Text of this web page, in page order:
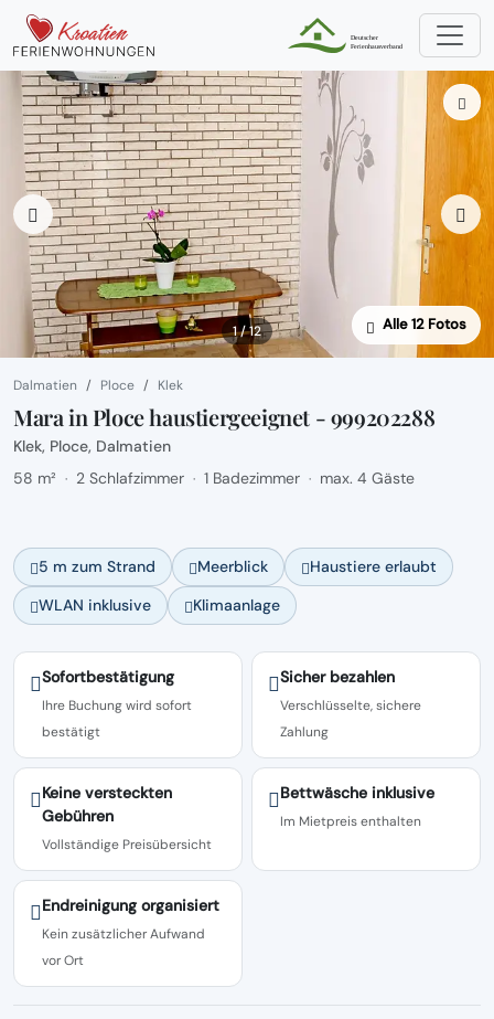
1 / 12 Alle 12 Fotos
Dalmatien Ploce Klek
Mara in Ploce haustiergeeignet - 999202288
Klek, Ploce, Dalmatien
58 m² · 2 Schlafzimmer · 1 Badezimmer · max. 4 Gäste
5 m zum Strand Meerblick
Haustiere erlaubt
WLAN inklusive
Klimaanlage
Sofortbestätigung
Ihre Buchung wird sofort
bestätigt
Sicher bezahlen
Verschlüsselte, sichere
Zahlung
Keine versteckten
Gebühren
Vollständige Preisübersicht
Bettwäsche inklusive
Im Mietpreis enthalten
Endreinigung organisiert
Kein zusätzlicher Aufwand
vor Ort